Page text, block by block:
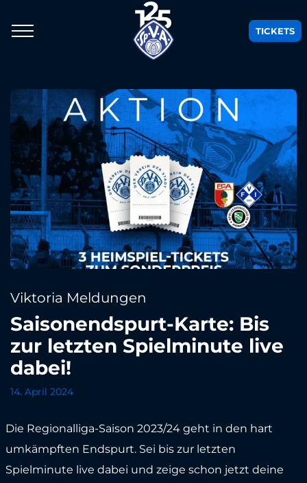
TICKETS
Viktoria Meldungen
Saisonendspurt-Karte: Bis
zur letzten Spielminute live
dabei!
14. April 2024
Die Regionalliga-Saison 2023/24 geht in den hart
umkämpften Endspurt. Sei bis zur letzten
Spielminute live dabei und zeige schon jetzt deine